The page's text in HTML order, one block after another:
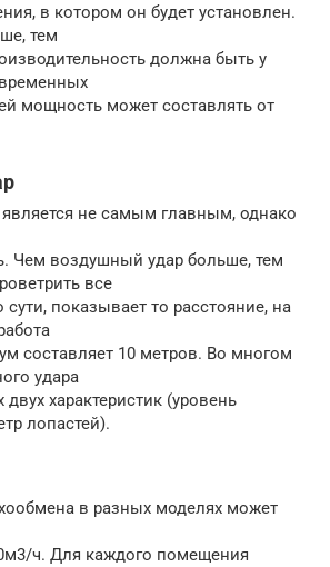
в котором он будет установлен.
тем
должна быть у
мощность может составлять от
не самым главным, однако
Чем воздушный удар больше, тем
все
показывает то расстояние, на
составляет 10 метров. Во многом
удара
характеристик (уровень
лопастей).
в разных моделях может
ч. Для каждого помещения